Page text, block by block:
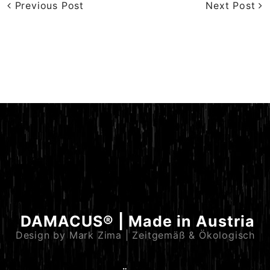
Previous Post Next Post
DAMACUS® | Made in Austria
Design by Mark Zima | Zeitgemäß & Ökologisch